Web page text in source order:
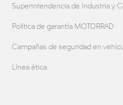
Superintendencia de Industria y
Política de garantía MOTORRAD
Campañas de seguridad en
Línea ética